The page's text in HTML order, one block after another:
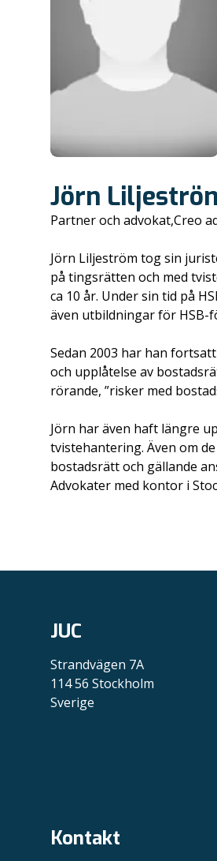
Jörn
Partner och advokat,Creo
Jörn Liljeström tog sin
på tingsrätten och med
ca 10 år. Under sin tid på
även utbildningar för HSB-
Sedan 2003 har han
och upplåtelse av
rörande, ”risker med
Jörn har även haft längre
tvistehantering. Även om
bostadsrätt och gällande
Advokater med kontor i
JUC
Strandvägen 7A
114 56 Stockholm
Sverige
Kontakt